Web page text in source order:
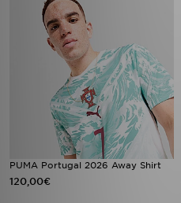
PUMA Portugal 2026 Away Shirt
120,00€